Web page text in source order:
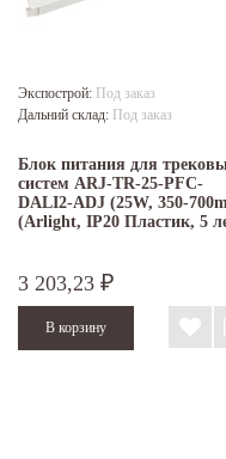
Экспострой: Под заказ
Дальний склад: Под заказ
Блок питания для
систем ARJ-TR-25-PFC-
DALI2-ADJ (25W, 350-
(Arlight, IP20 Пластик, 5
3 203,23 ₽